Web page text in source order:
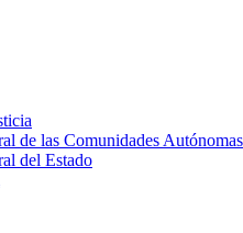
de las Comunidades Autónomas
del Estado